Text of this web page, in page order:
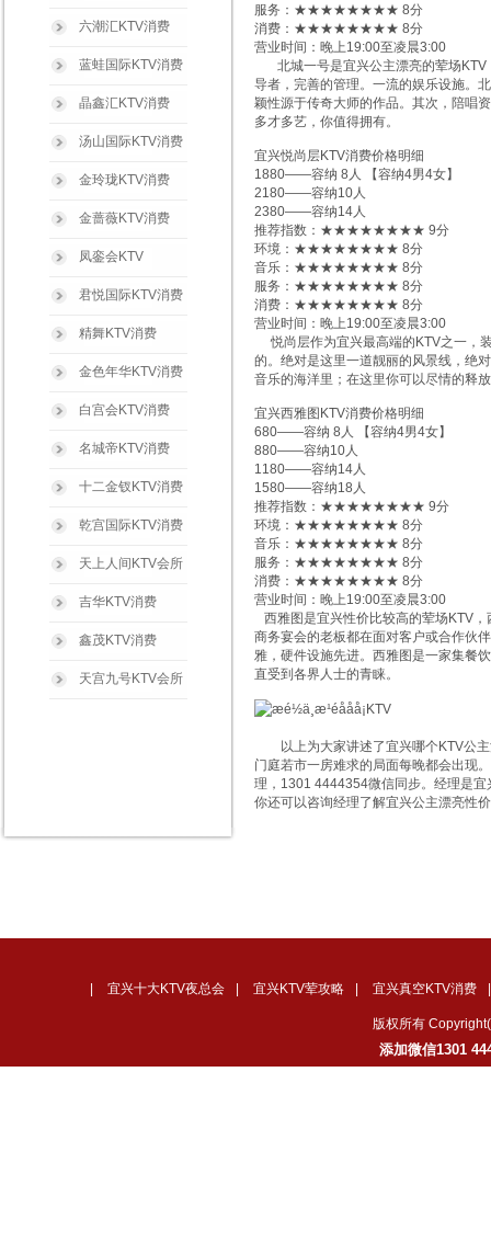
服务：★★★★★★★★ 8分
消费：★★★★★★★★ 8分
营业时间：晚上19:00至凌晨3:00
北城一号是宜兴公主漂亮的荤场KTV
导者，完善的管理。一流的娱乐设施。
颖性源于传奇大师的作品。其次，陪唱
多才多艺，你值得拥有。
宜兴悦尚层KTV消费价格明细
1880——容纳 8人 【容纳4男4女】
2180——容纳10人
2380——容纳14人
推荐指数：★★★★★★★★ 9分
环境：★★★★★★★★ 8分
音乐：★★★★★★★★ 8分
服务：★★★★★★★★ 8分
消费：★★★★★★★★ 8分
营业时间：晚上19:00至凌晨3:00
悦尚层作为宜兴最高端的KTV之一，
的。绝对是这里一道靓丽的风景线，绝
音乐的海洋里；在这里你可以尽情的释
宜兴西雅图KTV消费价格明细
680——容纳 8人 【容纳4男4女】
880——容纳10人
1180——容纳14人
1580——容纳18人
推荐指数：★★★★★★★★ 9分
环境：★★★★★★★★ 8分
音乐：★★★★★★★★ 8分
服务：★★★★★★★★ 8分
消费：★★★★★★★★ 8分
营业时间：晚上19:00至凌晨3:00
西雅图是宜兴性价比较高的荤场KTV
商务宴会的老板都在面对客户或合作伙
雅，硬件设施先进。西雅图是一家集餐
直受到各界人士的青睐。
以上为大家讲述了宜兴哪个KTV公主
门庭若市一房难求的局面每晚都会出现
理，1301 4444354微信同步。经理是
你还可以咨询经理了解宜兴公主漂亮性
六潮汇KTV消费
蓝蛙国际KTV消费
晶鑫汇KTV消费
汤山国际KTV消费
金玲珑KTV消费
金蔷薇KTV消费
凤銮会KTV
君悦国际KTV消费
精舞KTV消费
金色年华KTV消费
白宫会KTV消费
名城帝KTV消费
十二金钗KTV消费
乾宫国际KTV消费
天上人间KTV会所
吉华KTV消费
鑫茂KTV消费
天宫九号KTV会所
宜兴十大KTV夜总会 宜兴KTV荤攻略 宜兴真空KTV消费
版权所有
添加微信1301